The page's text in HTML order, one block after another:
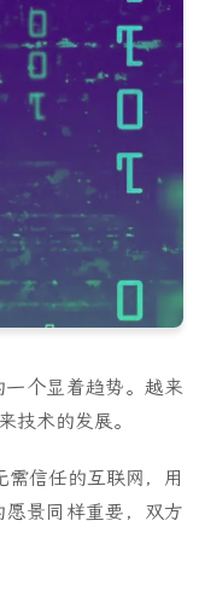
个显着趋势。越来
术的发展。
信任的互联网，用
景同样重要，双方